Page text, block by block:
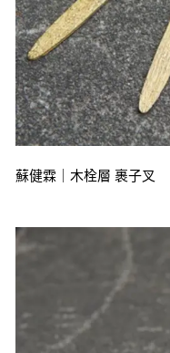
蘇健霖｜木栓層 裹子叉